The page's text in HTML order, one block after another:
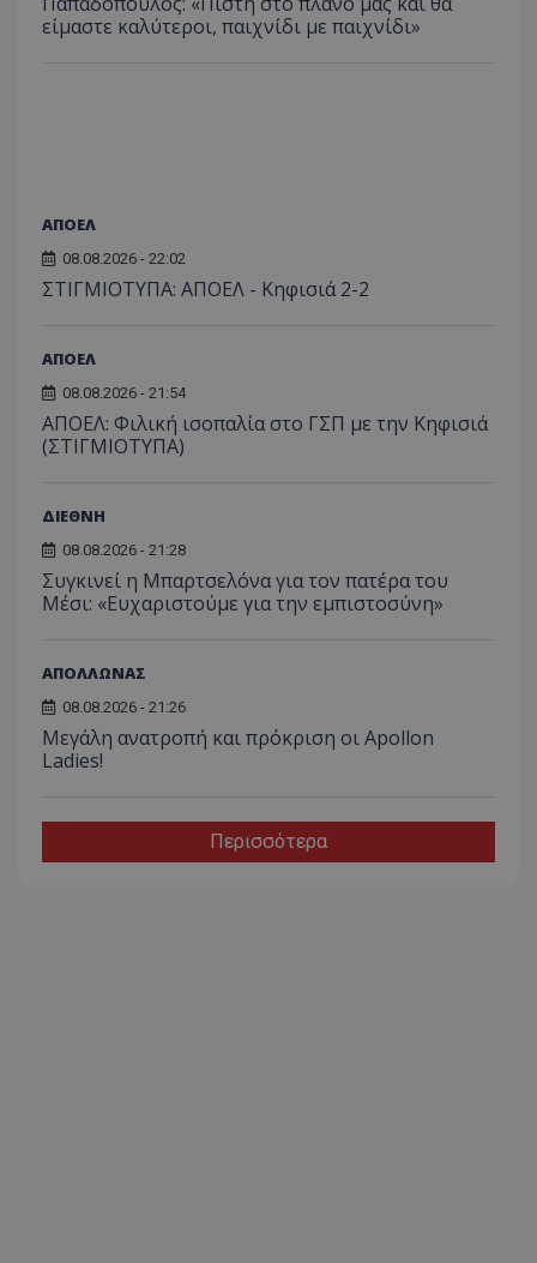
είμαστε καλύτεροι, παιχνίδι με παιχνίδι»
ΑΠΟΕΛ
08.08.2026 - 22:02
ΣΤΙΓΜΙΟΤΥΠΑ: ΑΠΟΕΛ - Κηφισιά 2-2
ΑΠΟΕΛ
08.08.2026 - 21:54
ΑΠΟΕΛ: Φιλική ισοπαλία στο ΓΣΠ με την Κηφισιά
(ΣΤΙΓΜΙΟΤΥΠΑ)
ΔΙΕΘΝΗ
08.08.2026 - 21:28
Συγκινεί η Μπαρτσελόνα για τον πατέρα του
Μέσι: «Ευχαριστούμε για την εμπιστοσύνη»
ΑΠΟΛΛΩΝΑΣ
08.08.2026 - 21:26
Μεγάλη ανατροπή και πρόκριση οι Apollon
Ladies!
Περισσότερα